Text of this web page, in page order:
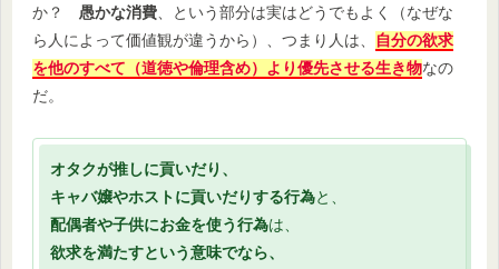
か？ 愚かな消費 、という部分は実はどうでもよく（なぜな
ら人によって価値観が違うから）、つまり人は、
自分の欲求
を他のすべて（道徳や倫理含め）より優先させる生き物なの
だ。
オタクが推しに貢いだり、
キャバ嬢やホストに貢いだりする行為と、
配偶者や子供にお金を使う行為は、
欲求を満たすという意味でなら、